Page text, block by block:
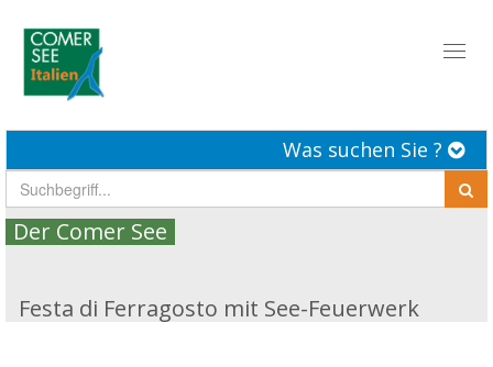
Was suchen Sie ?
Der Comer See
Festa di Ferragosto mit See-Feuerwerk